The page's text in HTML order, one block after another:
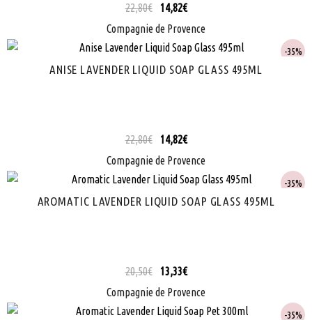
22,80€ 14,82€
Compagnie de Provence
35%
ANISE LAVENDER LIQUID SOAP GLASS 495ML
22,80€ 14,82€
Compagnie de Provence
35%
AROMATIC LAVENDER LIQUID SOAP GLASS 495ML
20,50€ 13,33€
Compagnie de Provence
35%